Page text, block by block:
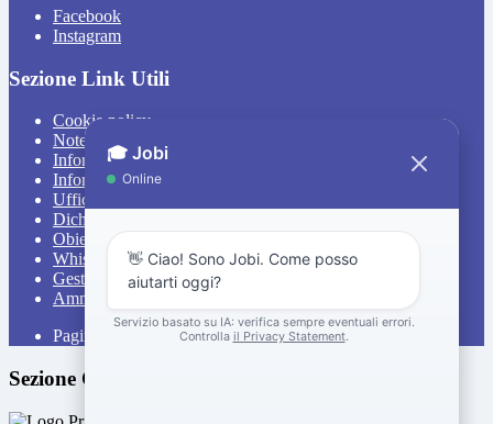
Facebook
Instagram
Sezione Link Utili
Cookie policy
Note legali
Informativa Privacy
Informativa Privacy chatbot Jobi
Ufficio Relazioni con il Pubblico
Dichiarazione di accessibilità
Obiettivi di accessibilità
Whistleblowing
Gestione consensi cookie
Amministrazione trasparente
Pagina visualizzata428volte
Sezione Copyright